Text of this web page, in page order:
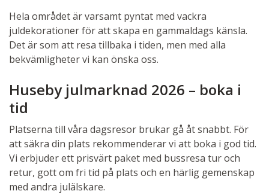
Hela området är varsamt pyntat med vackra
juldekorationer för att skapa en gammaldags känsla.
Det är som att resa tillbaka i tiden, men med alla
bekvämligheter vi kan önska oss.
Huseby julmarknad 2026 – boka i
tid
Platserna till våra dagsresor brukar gå åt snabbt. För
att säkra din plats rekommenderar vi att boka i god tid.
Vi erbjuder ett prisvärt paket med bussresa tur och
retur, gott om fri tid på plats och en härlig gemenskap
med andra julälskare.